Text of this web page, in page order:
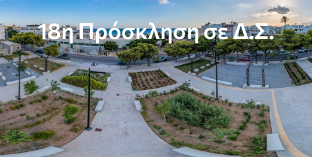
18η Πρόσκληση σε Δ.Σ.